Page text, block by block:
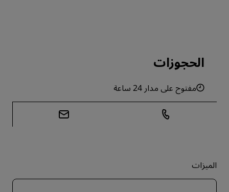
الحجوزات
مفتوح على مدار 24 ساعة
الميزات